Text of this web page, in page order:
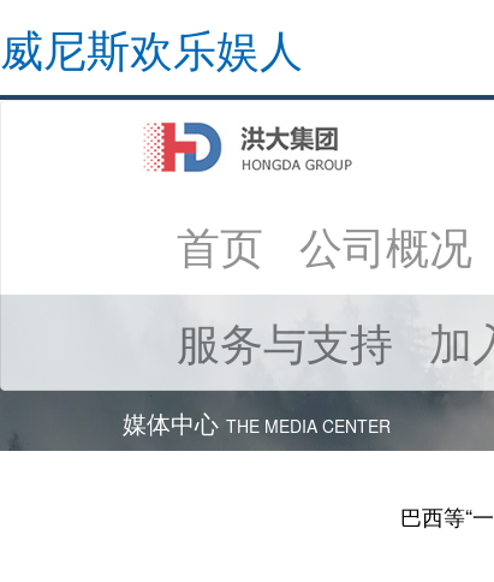
威尼斯欢乐娱人
首页 (current)
公司概况
服务与支持
加
媒体中心 THE MEDIA CENTER
巴西等“